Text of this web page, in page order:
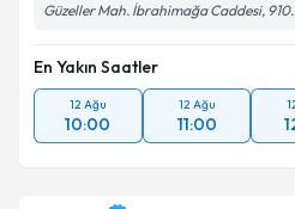
Güzeller Mah. İbrahimağa Caddesi, 910.
En Yakın Saatler
12 Ağu
10:00
12 Ağu
11:00